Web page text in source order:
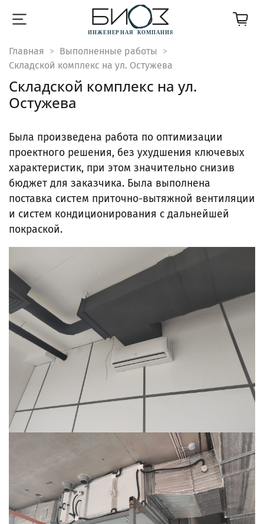
Главная
Выполненные работы
Складской комплекс на ул. Остужева
Складской комплекс на ул.
Остужева
Была произведена работа по оптимизации
проектного решения, без ухудшения ключевых
характеристик, при этом значительно снизив
бюджет для заказчика. Была выполнена
поставка систем приточно-вытяжной вентиляции
и систем кондиционирования с дальнейшей
покраской.